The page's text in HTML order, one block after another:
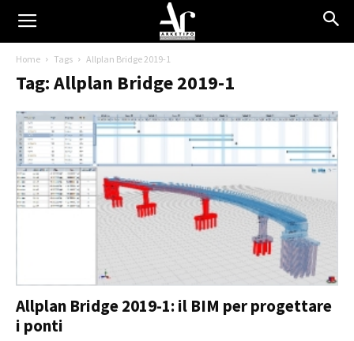
Home Tags Allplan Bridge 2019-1
Tag: Allplan Bridge 2019-1
Allplan Bridge 2019-1: il BIM per progettare
i ponti